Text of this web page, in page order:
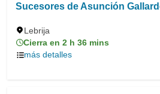
Sucesores de Asunción
Lebrija
Cierra en 2 h 36 mins
más detalles